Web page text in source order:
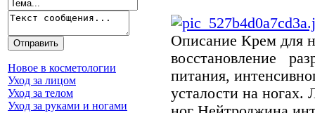
Новое в косметологии
Уход за лицом
Уход за телом
Уход за руками и ногами
Описание Крем для
восстановление
питания,
усталости на ногах.